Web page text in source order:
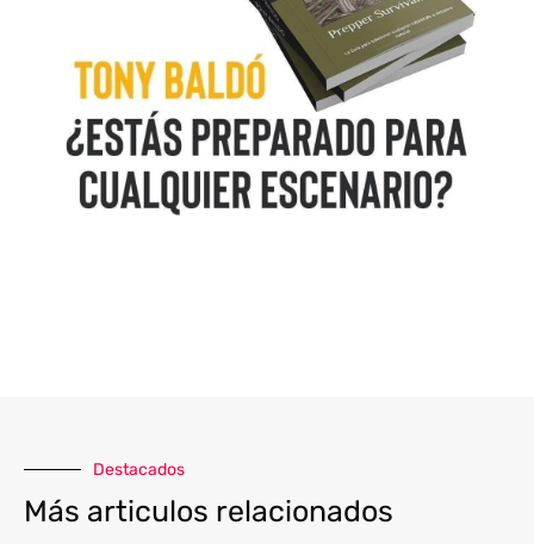
Destacados
Más articulos relacionados